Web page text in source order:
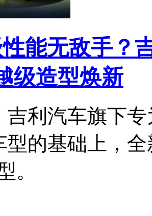
能无敌手？
级造型焕新
吉利汽车旗下
型的基础上，
。